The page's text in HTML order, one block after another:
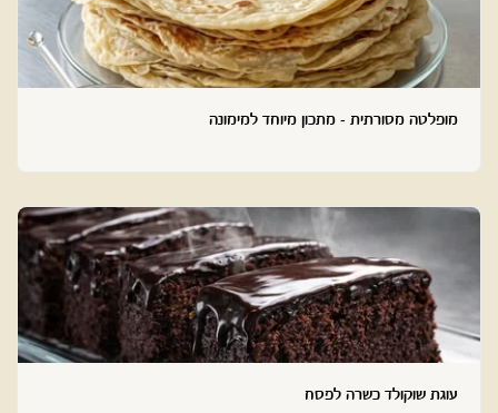
מופלטה מסורתית - מתכון מיוחד למימונה
עוגת שוקולד כשרה לפסח